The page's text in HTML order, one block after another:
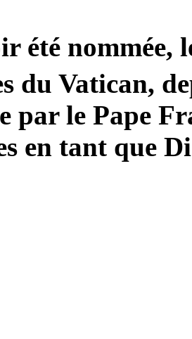
été nommée,
du Vatican,
par le Pape
en tant que